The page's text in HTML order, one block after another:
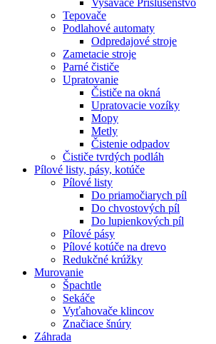
Vysávače Príslušenstvo
Tepovače
Podlahové automaty
Odpredajové stroje
Zametacie stroje
Parné čističe
Upratovanie
Čističe na okná
Upratovacie vozíky
Mopy
Metly
Čistenie odpadov
Čističe tvrdých podláh
Pílové listy, pásy, kotúče
Pílové listy
Do priamočiarych píl
Do chvostových píl
Do lupienkových píl
Pílové pásy
Pílové kotúče na drevo
Redukčné krúžky
Murovanie
Špachtle
Sekáče
Vyťahovače klincov
Značiace šnúry
Záhrada